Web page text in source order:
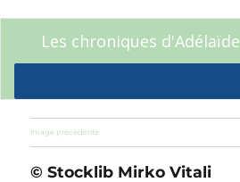
Les chroniques d'Adélaïde
Image précédente
© Stocklib Mirko Vitali